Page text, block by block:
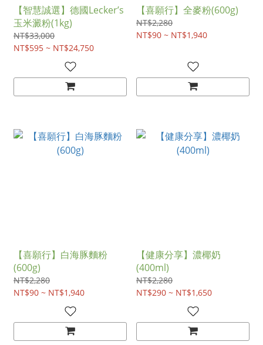
【智慧誠選】德國Lecker’s
玉米澱粉(1kg)
NT$33,000
NT$595 ~ NT$24,750
【喜願行】全麥粉(600g)
NT$2,280
NT$90 ~ NT$1,940
【喜願行】白海豚麵粉
(600g)
NT$2,280
NT$90 ~ NT$1,940
【健康分享】濃椰奶
(400ml)
NT$2,280
NT$290 ~ NT$1,650